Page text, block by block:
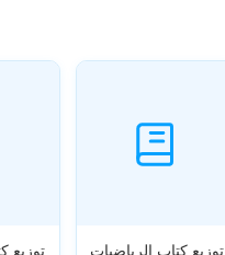
توزيع كتاب الرياضيات توزيع